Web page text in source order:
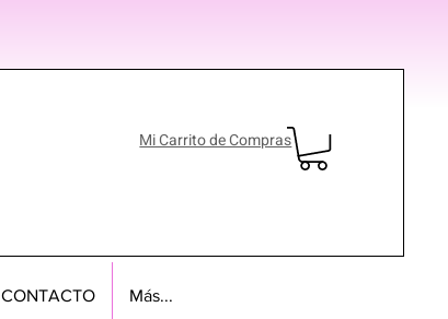
Mi Carrito de Compras
CONTACTO Más...